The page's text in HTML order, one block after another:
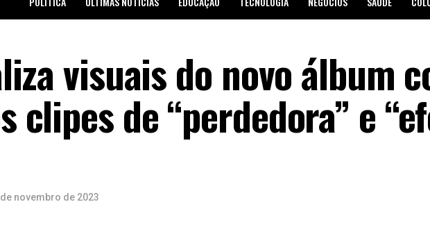
visuais do novo álbum
clipes de “perdedora” e
novembro de 2023